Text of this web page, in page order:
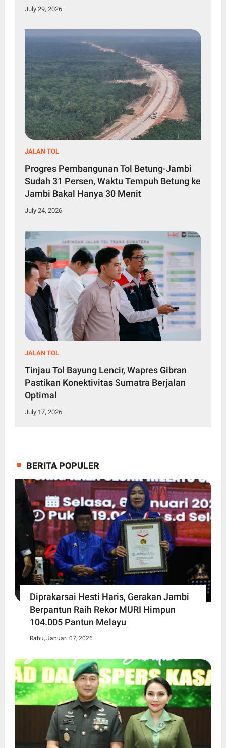
July 29, 2026
JALAN TOL
Progres Pembangunan Tol Betung-Jambi
Sudah 31 Persen, Waktu Tempuh Betung ke
Jambi Bakal Hanya 30 Menit
July 24, 2026
JALAN TOL
Tinjau Tol Bayung Lencir, Wapres Gibran
Pastikan Konektivitas Sumatra Berjalan
Optimal
July 17, 2026
BERITA POPULER
Diprakarsai Hesti Haris, Gerakan Jambi
Berpantun Raih Rekor MURI Himpun
104.005 Pantun Melayu
Rabu, Januari 07, 2026